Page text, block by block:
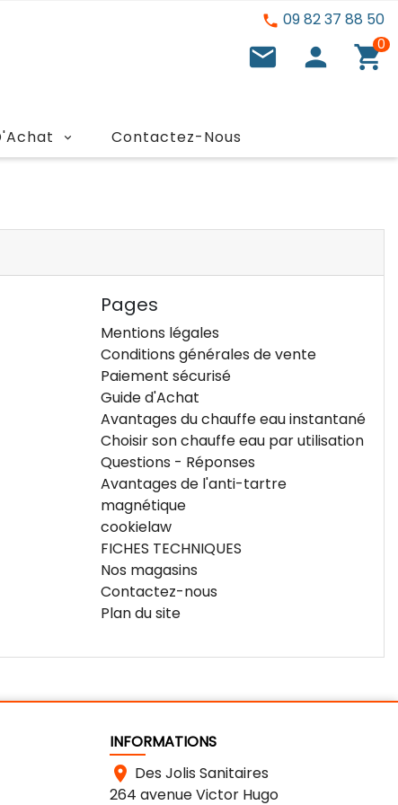
 09 82 37 88 50
 person shopping_cart
0
Contactez-Nous
Pages
Mentions légales
Conditions générales de vente
Paiement sécurisé
Guide d'Achat
Avantages du chauffe eau instantané
Choisir son chauffe eau par utilisation
Questions - Réponses
Avantages de l'anti-tartre
magnétique
cookielaw
FICHES TECHNIQUES
Nos magasins
Contactez-nous
Plan du site
INFORMATIONS
 Des Jolis Sanitaires
264 avenue Victor Hugo